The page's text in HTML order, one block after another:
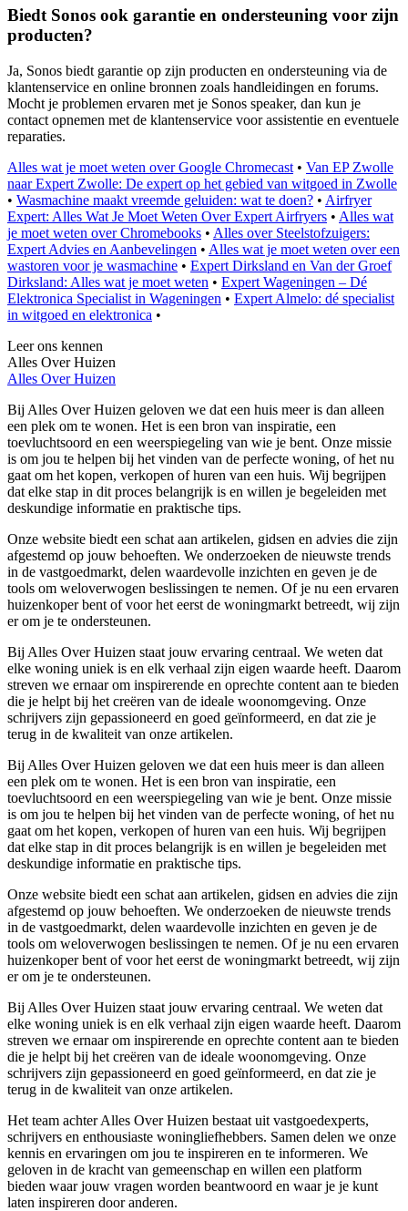
Biedt Sonos ook garantie en ondersteuning voor zijn
producten?
Ja, Sonos biedt garantie op zijn producten en ondersteuning via de
klantenservice en online bronnen zoals handleidingen en forums.
Mocht je problemen ervaren met je Sonos speaker, dan kun je
contact opnemen met de klantenservice voor assistentie en eventuele
reparaties.
Alles wat je moet weten over Google Chromecast • Van EP Zwolle
naar Expert Zwolle: De expert op het gebied van witgoed in Zwolle
• Wasmachine maakt vreemde geluiden: wat te doen? • Airfryer
Expert: Alles Wat Je Moet Weten Over Expert Airfryers • Alles wat
je moet weten over Chromebooks • Alles over Steelstofzuigers:
Expert Advies en Aanbevelingen • Alles wat je moet weten over een
wastoren voor je wasmachine • Expert Dirksland en Van der Groef
Dirksland: Alles wat je moet weten • Expert Wageningen – Dé
Elektronica Specialist in Wageningen • Expert Almelo: dé specialist
in witgoed en elektronica •
Leer ons kennen
Alles Over Huizen
Alles Over Huizen
Bij Alles Over Huizen geloven we dat een huis meer is dan alleen
een plek om te wonen. Het is een bron van inspiratie, een
toevluchtsoord en een weerspiegeling van wie je bent. Onze missie
is om jou te helpen bij het vinden van de perfecte woning, of het nu
gaat om het kopen, verkopen of huren van een huis. Wij begrijpen
dat elke stap in dit proces belangrijk is en willen je begeleiden met
deskundige informatie en praktische tips.
Onze website biedt een schat aan artikelen, gidsen en advies die zijn
afgestemd op jouw behoeften. We onderzoeken de nieuwste trends
in de vastgoedmarkt, delen waardevolle inzichten en geven je de
tools om weloverwogen beslissingen te nemen. Of je nu een ervaren
huizenkoper bent of voor het eerst de woningmarkt betreedt, wij zijn
er om je te ondersteunen.
Bij Alles Over Huizen staat jouw ervaring centraal. We weten dat
elke woning uniek is en elk verhaal zijn eigen waarde heeft. Daarom
streven we ernaar om inspirerende en oprechte content aan te bieden
die je helpt bij het creëren van de ideale woonomgeving. Onze
schrijvers zijn gepassioneerd en goed geïnformeerd, en dat zie je
terug in de kwaliteit van onze artikelen.
Bij Alles Over Huizen geloven we dat een huis meer is dan alleen
een plek om te wonen. Het is een bron van inspiratie, een
toevluchtsoord en een weerspiegeling van wie je bent. Onze missie
is om jou te helpen bij het vinden van de perfecte woning, of het nu
gaat om het kopen, verkopen of huren van een huis. Wij begrijpen
dat elke stap in dit proces belangrijk is en willen je begeleiden met
deskundige informatie en praktische tips.
Onze website biedt een schat aan artikelen, gidsen en advies die zijn
afgestemd op jouw behoeften. We onderzoeken de nieuwste trends
in de vastgoedmarkt, delen waardevolle inzichten en geven je de
tools om weloverwogen beslissingen te nemen. Of je nu een ervaren
huizenkoper bent of voor het eerst de woningmarkt betreedt, wij zijn
er om je te ondersteunen.
Bij Alles Over Huizen staat jouw ervaring centraal. We weten dat
elke woning uniek is en elk verhaal zijn eigen waarde heeft. Daarom
streven we ernaar om inspirerende en oprechte content aan te bieden
die je helpt bij het creëren van de ideale woonomgeving. Onze
schrijvers zijn gepassioneerd en goed geïnformeerd, en dat zie je
terug in de kwaliteit van onze artikelen.
Het team achter Alles Over Huizen bestaat uit vastgoedexperts,
schrijvers en enthousiaste woningliefhebbers. Samen delen we onze
kennis en ervaringen om jou te inspireren en te informeren. We
geloven in de kracht van gemeenschap en willen een platform
bieden waar jouw vragen worden beantwoord en waar je je kunt
laten inspireren door anderen.